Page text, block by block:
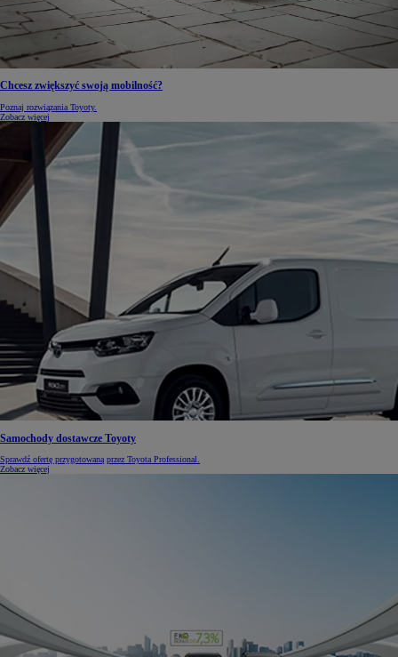
Chcesz zwiększyć swoją mobilność?
Poznaj rozwiązania Toyoty.
Zobacz więcej
Samochody dostawcze Toyoty
Sprawdź ofertę przygotowaną przez Toyota Professional.
Zobacz więcej